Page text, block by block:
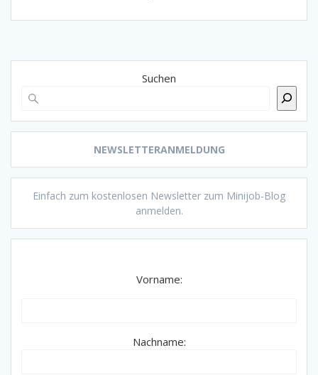
Suchen
NEWSLETTERANMELDUNG
Einfach zum kostenlosen Newsletter zum Minijob-Blog
anmelden.
Vorname:
Nachname: